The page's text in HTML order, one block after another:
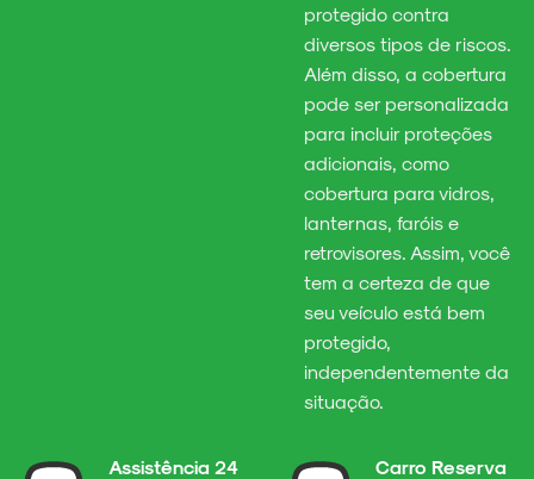
protegido contra
diversos tipos de riscos.
Além disso, a cobertura
pode ser personalizada
para incluir proteções
adicionais, como
cobertura para vidros,
lanternas, faróis e
retrovisores. Assim, você
tem a certeza de que
seu veículo está bem
protegido,
independentemente da
situação.
Assistência 24
Carro Reserva